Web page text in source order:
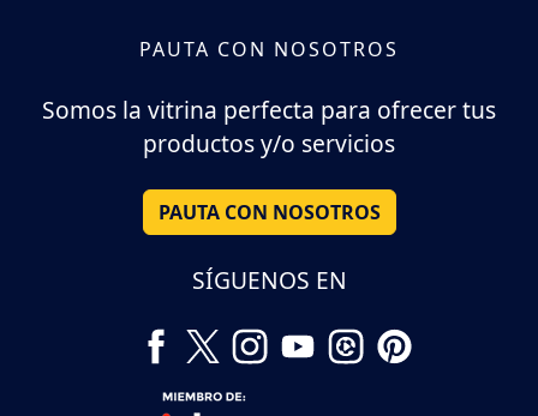
PAUTA CON NOSOTROS
Somos la vitrina perfecta para ofrecer tus
productos y/o servicios
PAUTA CON NOSOTROS
SÍGUENOS EN